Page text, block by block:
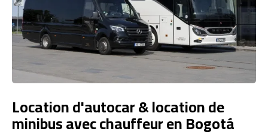
Location d'autocar & location de
minibus avec chauffeur en Bogotá